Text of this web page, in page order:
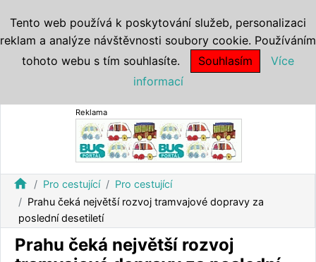
Reklama
home Pro cestující
Pro cestující
Prahu čeká největší rozvoj tramvajové dopravy za
poslední desetiletí
Prahu čeká největší rozvoj
Tento web používá k poskytování služeb, personalizaci
reklam a analýze návštěvnosti soubory cookie. Používáním
tohoto webu s tím souhlasíte.
Souhlasím
Více
informací